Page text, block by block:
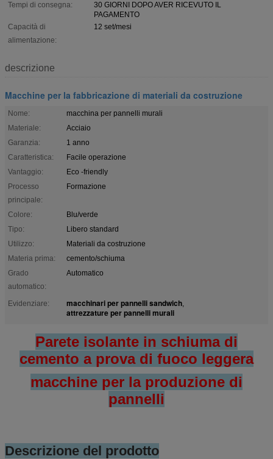
Tempi di consegna:
30 GIORNI DOPO AVER RICEVUTO IL
PAGAMENTO
Capacità di
alimentazione:
12 set/mesi
descrizione
Macchine per la fabbricazione di materiali da costruzione
Nome:
macchina per pannelli murali
Materiale:
Acciaio
Garanzia:
1 anno
Caratteristica:
Facile operazione
Vantaggio:
Eco -friendly
Processo
principale:
Formazione
Colore:
Blu/verde
Tipo:
Libero standard
Utilizzo:
Materiali da costruzione
Materia prima:
cemento/schiuma
Grado
automatico:
Automatico
Evidenziare: macchinari per pannelli sandwich,
attrezzature per pannelli murali
Parete isolante in schiuma di
cemento a prova di fuoco leggera
macchine per la produzione di
pannelli
Descrizione del prodotto